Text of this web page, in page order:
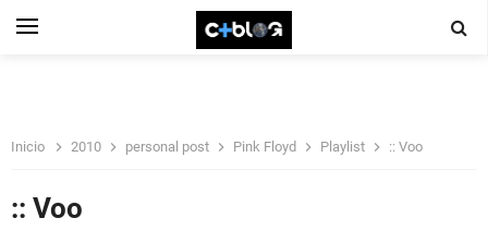
Inicio 2010 personal post Pink Floyd Playlist :: Voo
:: Voo